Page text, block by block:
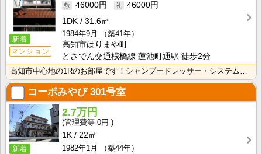
新着
マンション
46000円
46000円
1DK
31.6㎡
1984年9月
（築41年）
高知市はりまや町
とさでん交通桟橋線 蓮池町通駅 徒歩2分
高知市中心地の1Rのお部屋です！シャンプードレッサー・システムキッチン等、充実した設備がうれしいです･･･
コーポみやび301号室
新着
2.7万円
0円
1K
22㎡
1982年1月
（築44年）